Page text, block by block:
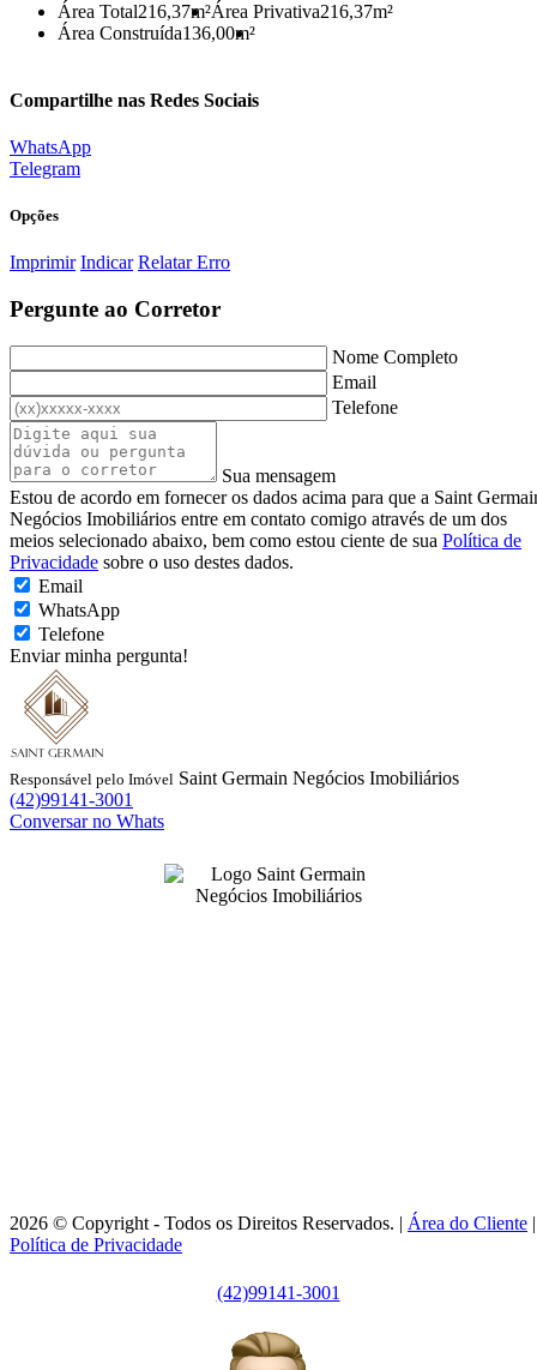
Área Total216,37m²Área Privativa216,37m²
Área Construída136,00m²
Compartilhe nas Redes Sociais
WhatsApp
Telegram
Opções
Imprimir Indicar Relatar Erro
Pergunte ao Corretor
Nome Completo
Email
Telefone
Sua mensagem
Estou de acordo em fornecer os dados acima para que a Saint
Negócios Imobiliários entre em contato comigo através de um dos
meios selecionado abaixo, bem como estou ciente de sua Política de
Privacidade sobre o uso destes dados.
Email
WhatsApp
Telefone
Enviar minha pergunta!
Responsável pelo Imóvel Saint Germain Negócios Imobiliários
(42)99141-3001
Conversar no Whats
2026 © Copyright - Todos os Direitos Reservados. | Área do Cliente |
Política de Privacidade
(42)99141-3001